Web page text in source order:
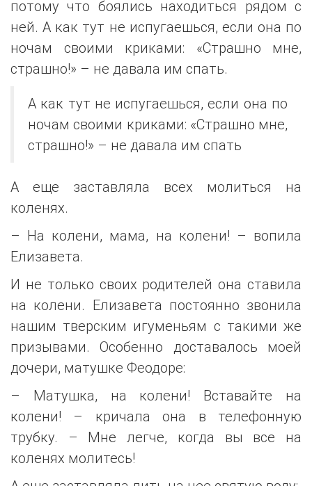
потому что боялись находиться рядом с
ней. А как тут не испугаешься, если она по
ночам своими криками: «Страшно мне,
страшно!» – не давала им спать.
А как тут не испугаешься, если она по
ночам своими криками: «Страшно мне,
страшно!» – не давала им спать
А еще заставляла всех молиться на
коленях.
– На колени, мама, на колени! – вопила
Елизавета.
И не только своих родителей она ставила
на колени. Елизавета постоянно звонила
нашим тверским игуменьям с такими же
призывами. Особенно доставалось моей
дочери, матушке Феодоре:
– Матушка, на колени! Вставайте на
колени! – кричала она в телефонную
трубку. – Мне легче, когда вы все на
коленях молитесь!